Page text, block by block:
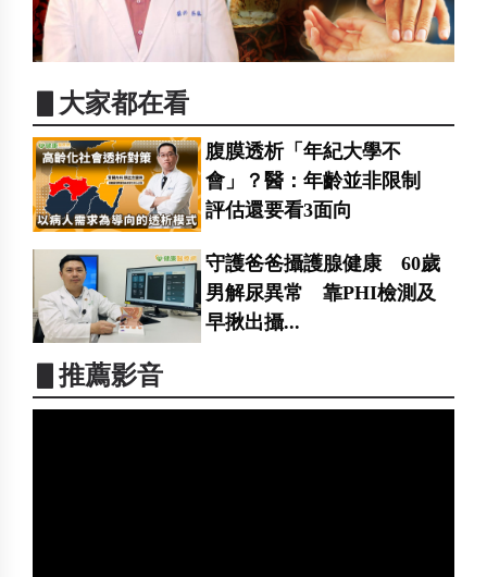
▋大家都在看
腹膜透析「年紀大學不
會」？醫：年齡並非限制
評估還要看3面向
守護爸爸攝護腺健康 60歲
男解尿異常 靠PHI檢測及
早揪出攝...
▋推薦影音